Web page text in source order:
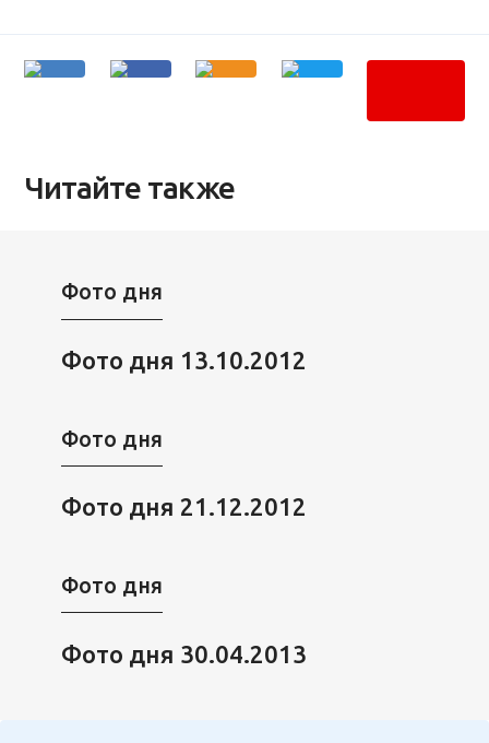
Читайте также
Фото дня
Фото дня 13.10.2012
Фото дня
Фото дня 21.12.2012
Фото дня
Фото дня 30.04.2013